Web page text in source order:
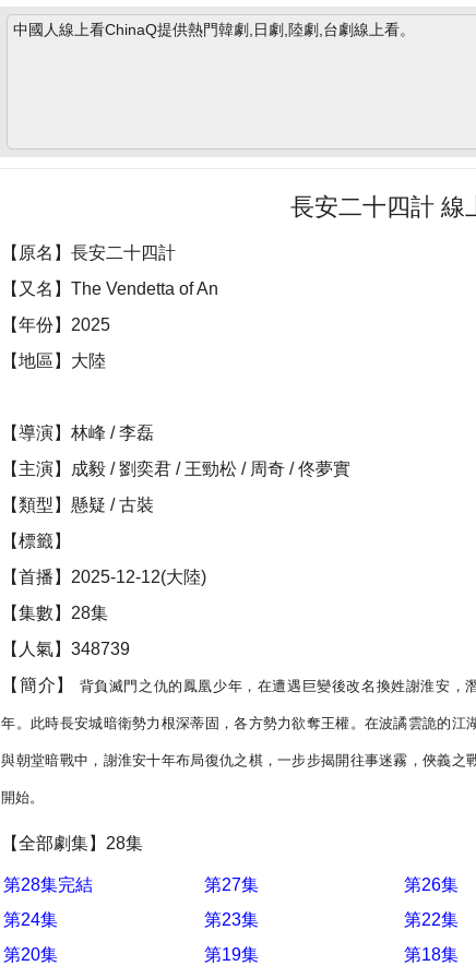
中國人線上看ChinaQ提供熱門韓劇,日劇,陸劇,台劇線上看。
長安二十四計 線
【原名】長安二十四計
【又名】The Vendetta of An
【年份】2025
【地區】大陸
【導演】林峰 / 李磊
【主演】成毅 / 劉奕君 / 王勁松 / 周奇 / 佟夢實
【類型】懸疑 / 古裝
【標籤】
【首播】2025-12-12(大陸)
【集數】28集
【人氣】348739
【簡介】 背負滅門之仇的鳳凰少年，在遭遇巨變後改名換姓謝淮安，
年。此時長安城暗衛勢力根深蒂固，各方勢力欲奪王權。在波譎雲詭的江
與朝堂暗戰中，謝淮安十年布局復仇之棋，一步步揭開往事迷霧，俠義之
開始。
【全部劇集】28集
第28集完結 第27集
第26集
第24集
第23集
第22集
第20集
第19集 第18集